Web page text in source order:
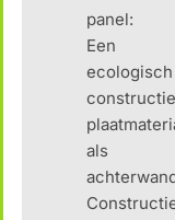
Een
ecologisch
als